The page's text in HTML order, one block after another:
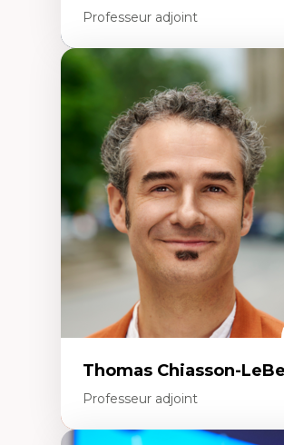
Professeur adjoint
Économie circulaire
Modèles d’affaires durables
Histoire des faits économiques
Gestion durable des ressources
Écologie industrielle
Aménagement durable du territoire
Développement régional
Coopératives
Télétravail en milieu rural
Transition socio-écologique
Thomas Chiasson-
Professeur adjoint